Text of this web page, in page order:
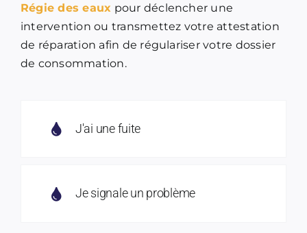
Régie des eaux pour déclencher une
intervention ou transmettez votre attestation
de réparation afin de régulariser votre dossier
de consommation.
J'ai une fuite
Je signale un problème